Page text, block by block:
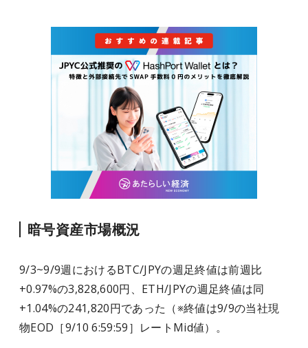
暗号資産市場概況
9/3~9/9週におけるBTC/JPYの週足終値は前週比
+0.97%の3,828,600円、ETH/JPYの週足終値は同
+1.04%の241,820円であった（※終値は9/9の当社現
物EOD［9/10 6:59:59］レートMid値）。